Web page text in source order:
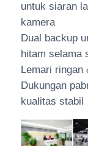
untuk siaran
kamera
Dual backup
hitam selama
Lemari
Dukungan
kualitas stabil